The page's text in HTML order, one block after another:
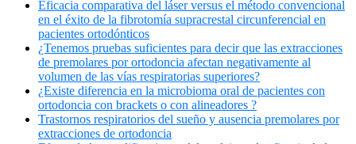
Eficacia comparativa del láser versus el método convencional
en el éxito de la fibrotomía supracrestal circunferencial en
pacientes ortodónticos
¿Tenemos pruebas suficientes para decir que las extracciones
de premolares por ortodoncia afectan negativamente al
volumen de las vías respiratorias superiores?
¿Existe diferencia en la microbioma oral de pacientes con
ortodoncia con brackets o con alineadores ?
Trastornos respiratorios del sueño y ausencia premolares por
extracciones de ortodoncia